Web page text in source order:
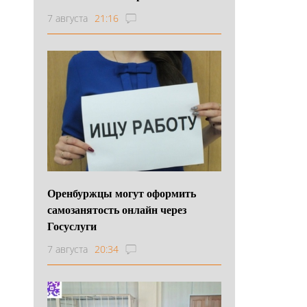
7 августа 21:16
Оренбуржцы могут оформить
самозанятость онлайн через
Госуслуги
7 августа 20:34